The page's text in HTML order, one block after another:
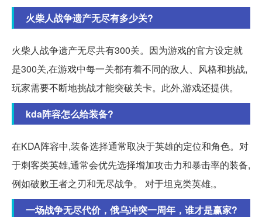
火柴人战争遗产无尽有多少关?
火柴人战争遗产无尽共有300关。因为游戏的官方设定就
是300关,在游戏中每一关都有着不同的敌人、风格和挑战,
玩家需要不断地挑战才能突破关卡。此外,游戏还提供。
kda阵容怎么给装备?
在KDA阵容中,装备选择通常取决于英雄的定位和角色。对
于刺客类英雄,通常会优先选择增加攻击力和暴击率的装备,
例如破败王者之刃和无尽战争。 对于坦克类英雄,。
一场战争无尽代价，俄乌冲突一周年，谁才是赢家?